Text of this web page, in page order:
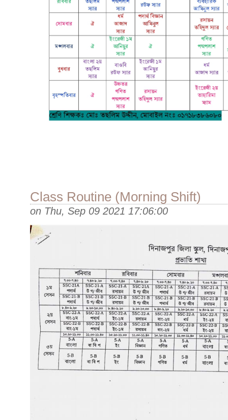
Class Routine (Morning Shift)
on Thu, Sep 09 2021 17:06:00